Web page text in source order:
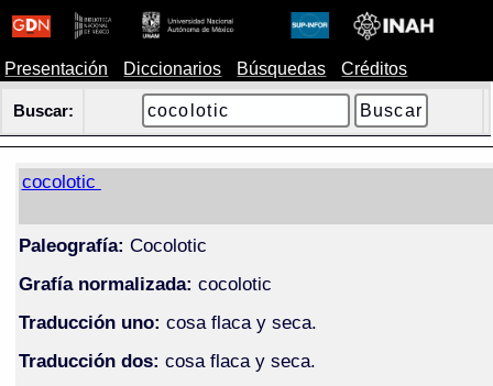
Presentación Diccionarios Búsquedas Créditos
Buscar:
cocolotic
Paleografía: Cocolotic
Grafía normalizada: cocolotic
Traducción uno: cosa flaca y seca.
Traducción dos: cosa flaca y seca.